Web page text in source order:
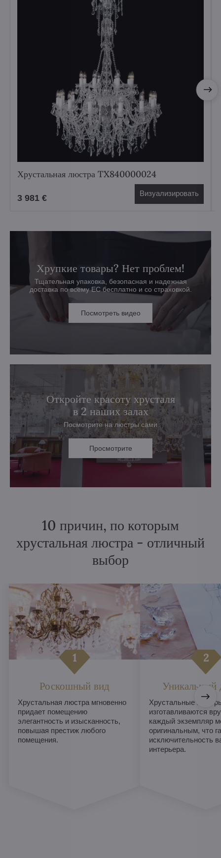
Хрустальная люстра TX840000024
3 981 € Визуализировать
Хрупкие товары? Нет проблем!
Тщательная упаковка, безопасная и надежная
доставка по всему ЕС бесплатно и со страховкой.
Посмотреть видео
Откройте красоту хрусталя
в 2 наших залах
Посмотрите на люстры сами
Просмотрите
10 причин, по которым
хрустальная люстра - отличный
выбор
Роскошный вид
Хрустальная люстра мгновенно
придает помещению
элегантность и изысканность,
повышая престиж любого
помещения.
Уникальный
Хрустальные
изготавливаются
каждый экземпляр
оригинальным, что
исключительность
интерьера.